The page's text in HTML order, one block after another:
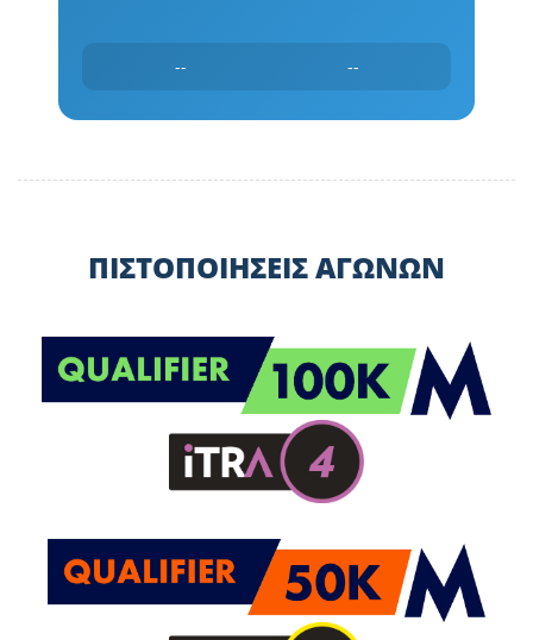
-- --
ΠΙΣΤΟΠΟΙΗΣΕΙΣ ΑΓΩΝΩΝ